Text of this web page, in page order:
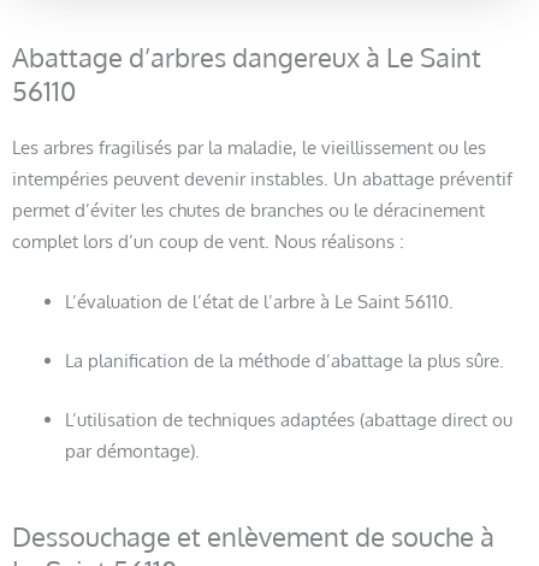
Abattage d’arbres dangereux à Le Saint
56110
Les arbres fragilisés par la maladie, le vieillissement ou les
intempéries peuvent devenir instables. Un abattage préventif
permet d’éviter les chutes de branches ou le déracinement
complet lors d’un coup de vent. Nous réalisons :
L’évaluation de l’état de l’arbre à Le Saint 56110.
La planification de la méthode d’abattage la plus sûre.
L’utilisation de techniques adaptées (abattage direct ou
par démontage).
Dessouchage et enlèvement de souche à